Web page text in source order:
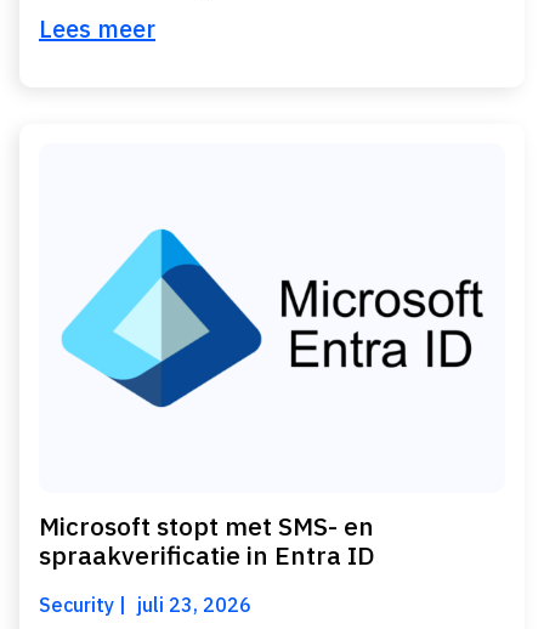
Lees meer
Microsoft stopt met SMS- en
spraakverificatie in Entra ID
Security juli 23, 2026